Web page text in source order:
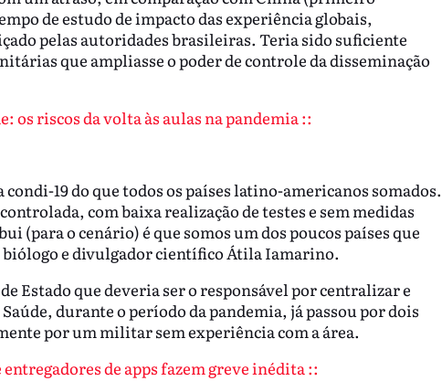
de estudo de impacto das experiência globais,
pelas autoridades brasileiras. Teria sido suficiente
que ampliasse o poder de controle da disseminação
os riscos da volta às aulas na pandemia ::
19 do que todos os países latino-americanos somados.
com baixa realização de testes e sem medidas
(para o cenário) é que somos um dos poucos países que
biólogo e divulgador científico Átila Iamarino.
Estado que deveria ser o responsável por centralizar e
durante o período da pandemia, já passou por dois
por um militar sem experiência com a área.
de apps fazem greve inédita ::